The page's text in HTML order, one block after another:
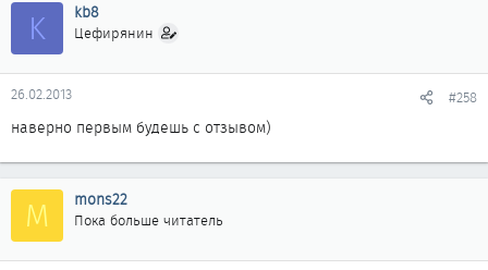
K kb8
Цефирянин
26.02.2013 #258
наверно первым будешь с отзывом)
M mons22
Пока больше читатель